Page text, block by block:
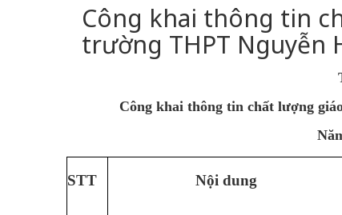
Công khai thông tin
trường THPT Nguyễn
Công khai thông tin chất lượng
STT Nội dung